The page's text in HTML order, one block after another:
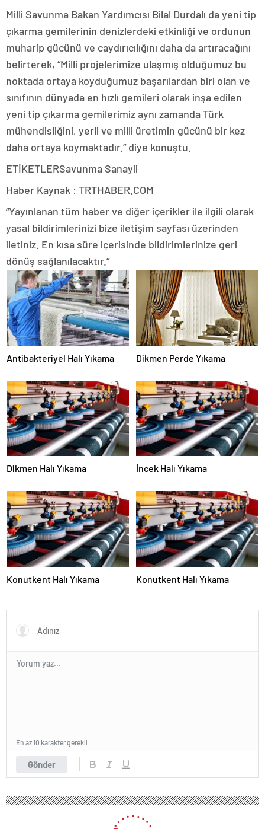
Milli Savunma Bakan Yardımcısı Bilal Durdalı da yeni tip
çıkarma gemilerinin denizlerdeki etkinliği ve ordunun
muharip gücünü ve caydırıcılığını daha da artıracağını
belirterek, “Milli projelerimize ulaşmış olduğumuz bu
noktada ortaya koyduğumuz başarılardan biri olan ve
sınıfının dünyada en hızlı gemileri olarak inşa edilen
yeni tip çıkarma gemilerimiz aynı zamanda Türk
mühendisliğini, yerli ve milli üretimin gücünü bir kez
daha ortaya koymaktadır.” diye konuştu.
ETİKETLERSavunma Sanayii
Haber Kaynak : TRTHABER.COM
“Yayınlanan tüm haber ve diğer içerikler ile ilgili olarak
yasal bildirimlerinizi bize iletişim sayfası üzerinden
iletiniz. En kısa süre içerisinde bildirimlerinize geri
dönüş sağlanılacaktır.”
Antibakteriyel Halı Yıkama Dikmen Perde Yıkama
Dikmen Halı Yıkama İncek Halı Yıkama
Konutkent Halı Yıkama Konutkent Halı Yıkama
Gönder
En az 10 karakter gerekli